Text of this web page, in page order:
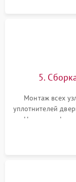
5.
Монтаж всех
уплотнителей
Надежная
сборка